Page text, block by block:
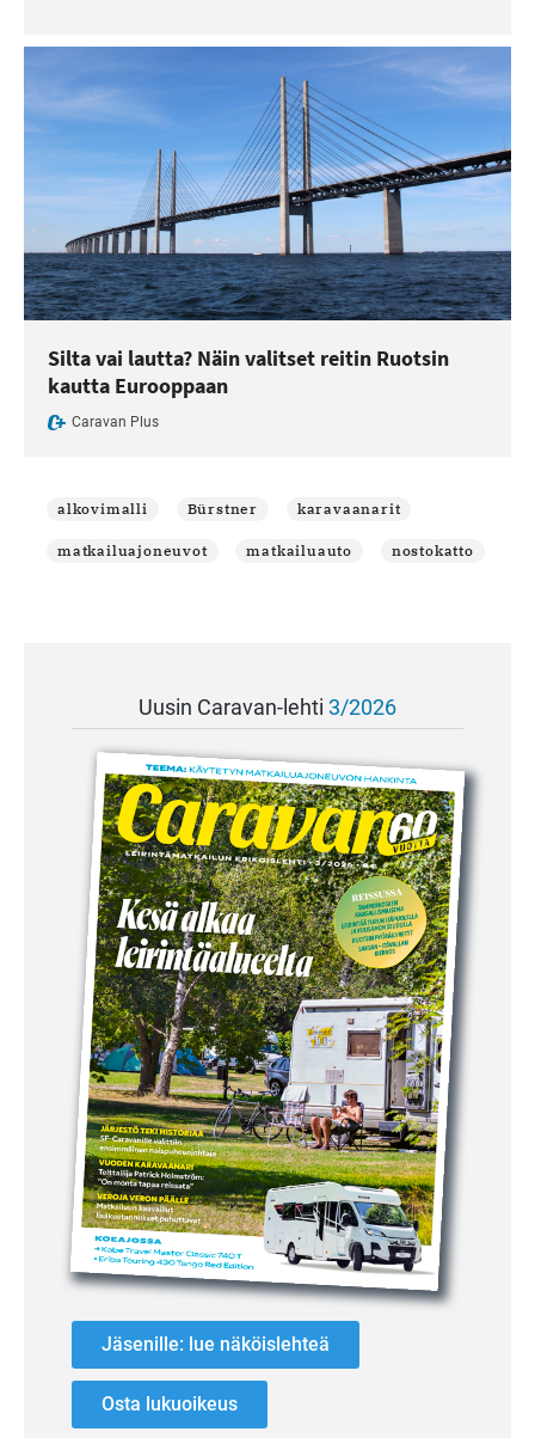
Silta vai lautta? Näin valitset reitin Ruotsin
kautta Eurooppaan
Caravan Plus
alkovimalli Bürstner karavaanarit
matkailuajoneuvot matkailuauto nostokatto
Uusin Caravan-lehti 3/2026
Jäsenille: lue näköislehteä
Osta lukuoikeus